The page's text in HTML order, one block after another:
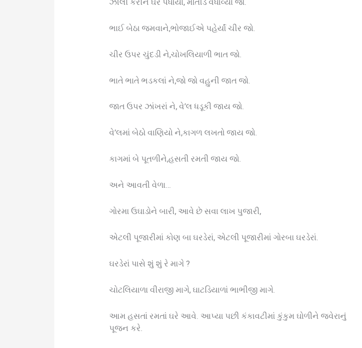
ભાઈ બેઠા જમવાને,ભોજાઈએ પહેર્યાં ચીર જો.
ચીર ઉપર ચુંદડી ને,ચોખલિયાળી ભાત જો.
ભાતે ભાતે ભડકલાં ને,જો જો વહુની જાત જો.
જાત ઉપર ઝાંખરાં ને, વે’લ ધડૂકી જાય જો.
વે’લમાં બેઠો વાણિયો ને,કાગળ લખતો જાય જો.
કાગમાં બે પૂતળીને,હસતી રમતી જાય જો.
અને આવતી વેળા…
ગોરમા ઉઘાડોને બારી, આવે છે સવા લાખ પુજારી,
એટલી પૂજારીમાં કોણ બા ઘરડેરાં, એટલી પૂજારીમાં ગોરબા ઘરડેરાં.
ઘરડેરાં પાસે શું શું રે માગે ?
ચોટલિયાળા વીરાજી માગે, ઘાટડિયાળાં ભાભીજી માગે.
આમ હસતાં રમતાં ઘરે આવે. આપ્યા પછી કંકાવટીમાં કુંકુમ ઘોળીને જવેરાનું
પૂજન કરે.